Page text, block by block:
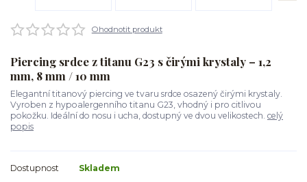
Ohodnotit produkt
Piercing srdce z titanu G23 s čirými krystaly – 1,2
mm, 8 mm / 10 mm
Elegantní titanový piercing ve tvaru srdce osazený čirými krystaly.
Vyroben z hypoalergenního titanu G23, vhodný i pro citlivou
pokožku. Ideální do nosu i ucha, dostupný ve dvou velikostech. celý
popis
Dostupnost
Skladem